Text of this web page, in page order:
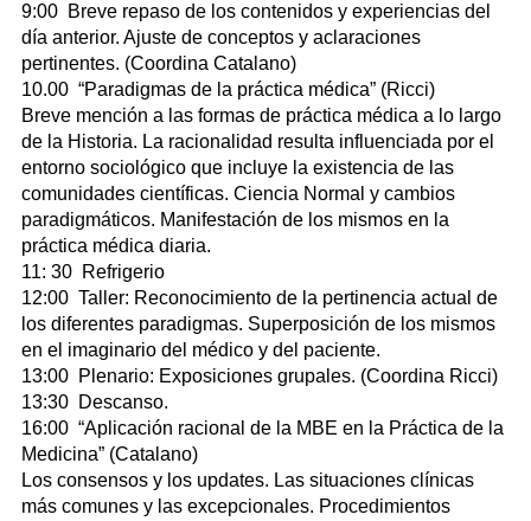
9:00 Breve repaso de los contenidos y experiencias del
día anterior. Ajuste de conceptos y aclaraciones
pertinentes. (Coordina Catalano)
10.00 “Paradigmas de la práctica médica” (Ricci)
Breve mención a las formas de práctica médica a lo largo
de la Historia. La racionalidad resulta influenciada por el
entorno sociológico que incluye la existencia de las
comunidades científicas. Ciencia Normal y cambios
paradigmáticos. Manifestación de los mismos en la
práctica médica diaria.
11: 30 Refrigerio
12:00 Taller: Reconocimiento de la pertinencia actual de
los diferentes paradigmas. Superposición de los mismos
en el imaginario del médico y del paciente.
13:00 Plenario: Exposiciones grupales. (Coordina Ricci)
13:30 Descanso.
16:00 “Aplicación racional de la MBE en la Práctica de la
Medicina” (Catalano)
Los consensos y los updates. Las situaciones clínicas
más comunes y las excepcionales. Procedimientos